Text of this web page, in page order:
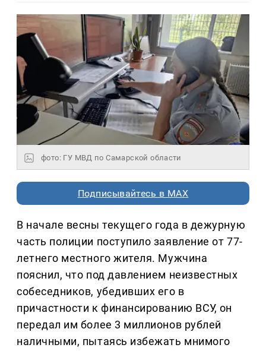
фото: ГУ МВД по Самарской области
Подписывайтесь в MAX
В начале весны текущего года в дежурную
часть полиции поступило заявление от 77-
летнего местного жителя. Мужчина
пояснил, что под давлением неизвестных
собеседников, убедивших его в
причастности к финансированию ВСУ, он
передал им более 3 миллионов рублей
наличными, пытаясь избежать мнимого